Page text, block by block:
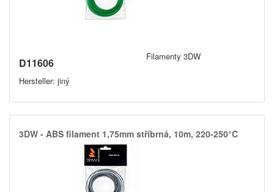
D11606
Hersteller: jiný
Filamenty 3DW
3DW -​ ABS filament 1,​75mm stříbrná,​ 10m,​ 220-250°C